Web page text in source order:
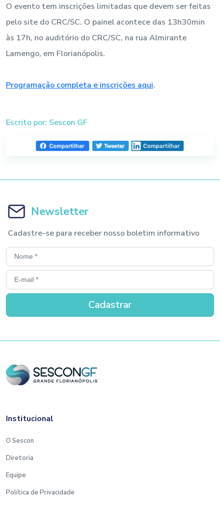
O evento tem inscrições limitadas que devem ser feitas
pelo site do CRC/SC. O painel acontece das 13h30min
às 17h, no auditório do CRC/SC, na rua Almirante
Lamengo, em Florianópolis.
Programação completa e inscrições aqui.
Escrito por: Sescon GF
Newsletter
Cadastre-se para receber nosso boletim informativo
Institucional
O Sescon
Diretoria
Equipe
Política de Privacidade